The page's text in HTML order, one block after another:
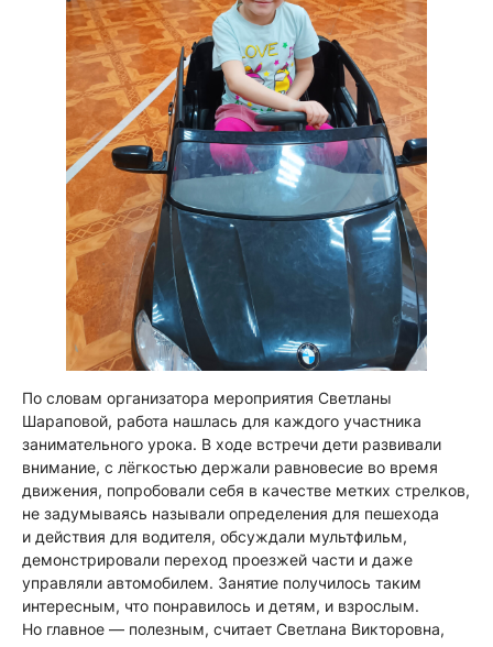
По словам организатора мероприятия Светланы
Шараповой, работа нашлась для каждого участника
занимательного урока. В ходе встречи дети развивали
внимание, с лёгкостью держали равновесие во время
движения, попробовали себя в качестве метких стрелков,
не задумываясь называли определения для пешехода
и действия для водителя, обсуждали мультфильм,
демонстрировали переход проезжей части и даже
управляли автомобилем. Занятие получилось таким
интересным, что понравилось и детям, и взрослым.
Но главное — полезным, считает Светлана Викторовна,